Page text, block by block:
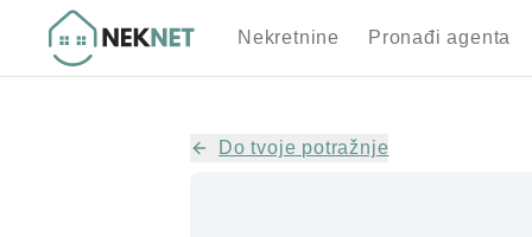
Nekretnine Pronađi agenta
Do tvoje potražnje